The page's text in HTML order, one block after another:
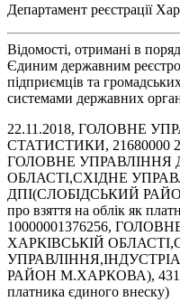
Департамент реєстрації
Відомості, отримані в
Єдиним державним
підприємців та
системами державних
22.11.2018, ГОЛОВНЕ
СТАТИСТИКИ, 21680000
ГОЛОВНЕ УПРАВЛІННЯ
ОБЛАСТІ,СХІДНЕ
ДПІ(СЛОБІДСЬКИЙ
про взяття на облік як
10000001376256,
ХАРКІВСЬКІЙ
РАЙОН М.ХАРКОВА),
платника єдиного внеску)